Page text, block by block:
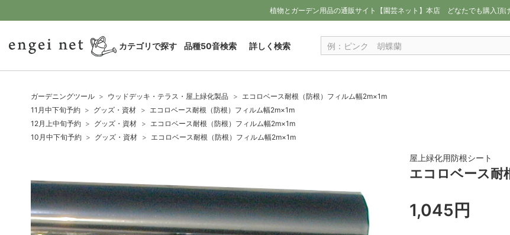
植物とガーデン用品の通販サイト【園芸ネット】本店 どなたでも購入頂
カテゴリで探す 品種50音検索 詳しく検索
ガーデニングツール ウッドデッキ・テラス・屋上緑化製品
エコロベース耐根（防根）フィルム幅2m×1m
11月中下旬予約
グッズ・資材
エコロベース耐根（防根）フィルム幅2m×1m
12月上中旬予約
グッズ・資材
エコロベース耐根（防根）フィルム幅2m×1m
10月中下旬予約
グッズ・資材 エコロベース耐根（防根）フィルム幅2m×1m
屋上緑化用防根シート
エコロベース耐
1,045円